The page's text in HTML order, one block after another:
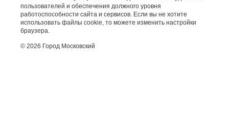
пользователей и обеспечения должного уровня
работоспособности сайта и сервисов. Если вы не хотите
использовать файлы cookie, то можете изменить настройки
браузера.
© 2026 Город Московский